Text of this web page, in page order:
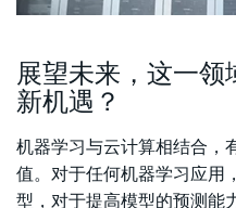
展望未来，这一领
新机遇？
机器学习与云计算相结合，
值。对于任何机器学习应用
型，对于提高模型的预测能